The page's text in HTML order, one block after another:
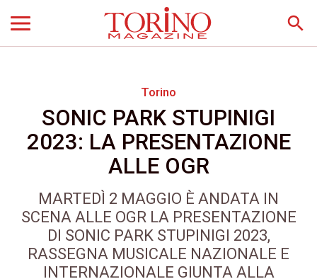
search
Torino
SONIC PARK STUPINIGI
2023: LA PRESENTAZIONE
ALLE OGR
MARTEDÌ 2 MAGGIO È ANDATA IN
SCENA ALLE OGR LA PRESENTAZIONE
DI SONIC PARK STUPINIGI 2023,
RASSEGNA MUSICALE NAZIONALE E
INTERNAZIONALE GIUNTA ALLA